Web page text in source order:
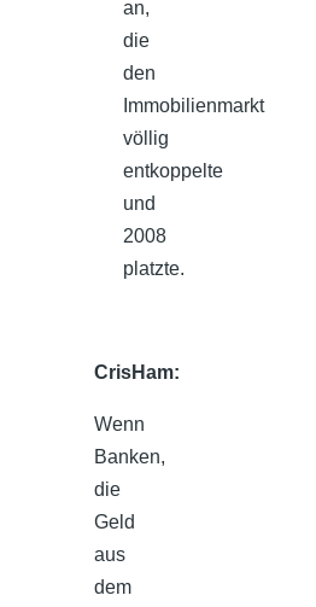
an,
die
den
Immobilienmarkt
völlig
entkoppelte
und
2008
platzte.
CrisHam:
Wenn
Banken,
die
Geld
aus
dem